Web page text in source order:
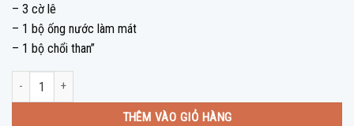
– 3 cờ lê
– 1 bộ ống nước làm mát
– 1 bộ chổi than”
Máy khoan rút lõi bê tông 3300W 200mm KZZ200S số lượng
THÊM VÀO GIỎ HÀNG